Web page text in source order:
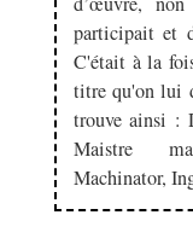
participait et
C'était à la
titre qu'on lui
trouve ainsi :
Maistre
Machinator,